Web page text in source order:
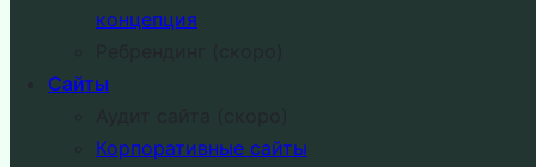
концепция
Сайты
Корпоративные сайты